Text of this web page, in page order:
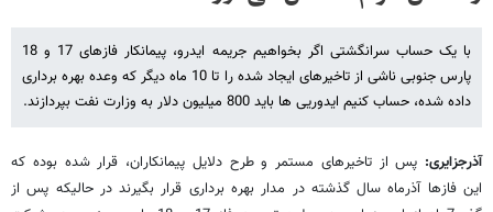
با یک حساب سرانگشتی اگر بخواهیم جریمه ایدرو، پیمانکار فازهای 17 و 18
پارس جنوبی ناشی از تاخیرهای ایجاد شده را تا 10 ماه دیگر که وعده بهره برداری
داده شده، حساب کنیم ایدوریی ها باید 800 میلیون دلار به وزارت نفت بپردازند.
آذرجزایری: پس از تاخیرهای مستمر و طرح دلایل پیمانکاران، قرار شده بوده که
این فازها آذرماه سال گذشته در مدار بهره برداری قرار بگیرند در حالیکه پس از